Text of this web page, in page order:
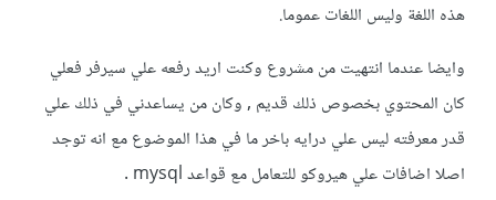
هذه اللغة وليس اللغات عموما.
وايضا عندما انتهيت من مشروع وكنت اريد رفعه علي سيرفر فعلي
كان المحتوي بخصوص ذلك قديم , وكان من يساعدني في ذلك علي
قدر معرفته ليس علي درايه باخر ما في هذا الموضوع مع انه توجد
اصلا اضافات علي هيروكو للتعامل مع قواعد mysql .